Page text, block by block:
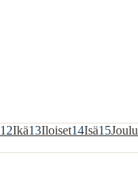
12Ikä13Iloiset14Isä15Joulu